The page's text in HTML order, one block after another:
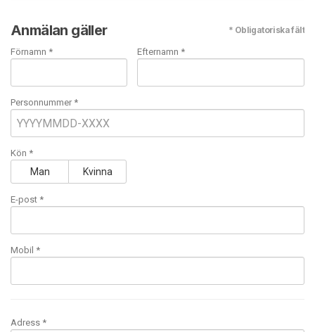
Anmälan gäller * Obligatoriska fält
Förnamn * Efternamn *
Personnummer *
Kön *
Man Kvinna
E-post *
Mobil *
Adress *